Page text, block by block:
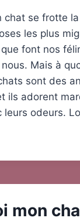
chat se frotte
les plus
font nos
Mais à
sont des
ils adorent
odeurs.
mon